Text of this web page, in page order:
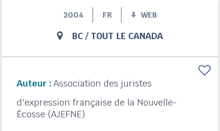
2004 FR WEB
BC / TOUT LE CANADA
Auteur : Association des juristes
d'expression française de la Nouvelle-
Écosse (AJEFNE)